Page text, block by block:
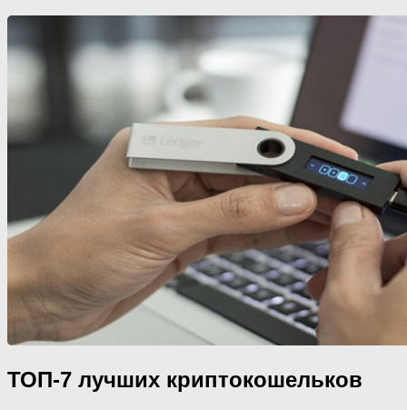
ТОП-7 лучших криптокошельков